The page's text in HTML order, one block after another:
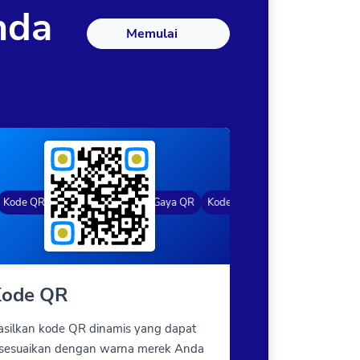
Memulai
QR Dinamis Bingkai Khusus
Gradasi warna Gaya QR Kode QR Dinamis
QR
kode QR dinamis yang dapat
dengan warna merek Anda